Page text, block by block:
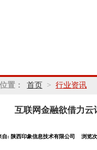
置： 首页 > 行业资讯
互联网金融欲借力云
: 陕西印象信息技术有限公司 浏览